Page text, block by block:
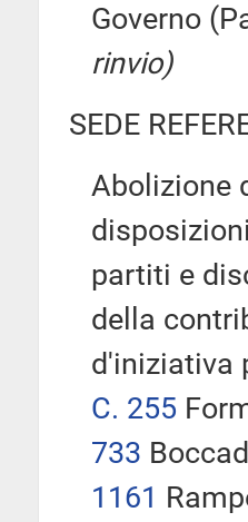
Governo
rinvio)
SEDE
Abolizione
partiti e
della
d'iniziativa
C. 255
733
1161